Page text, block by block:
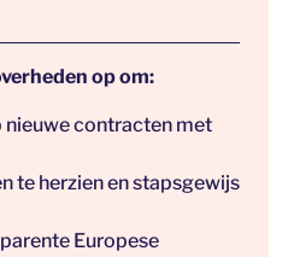
op om:
nieuwe contracten met
te herzien en stapsgewijs
Europese